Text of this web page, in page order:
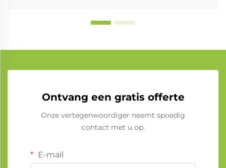
Ontvang een gratis offerte
Onze vertegenwoordiger neemt spoedig
contact met u op.
E-mail